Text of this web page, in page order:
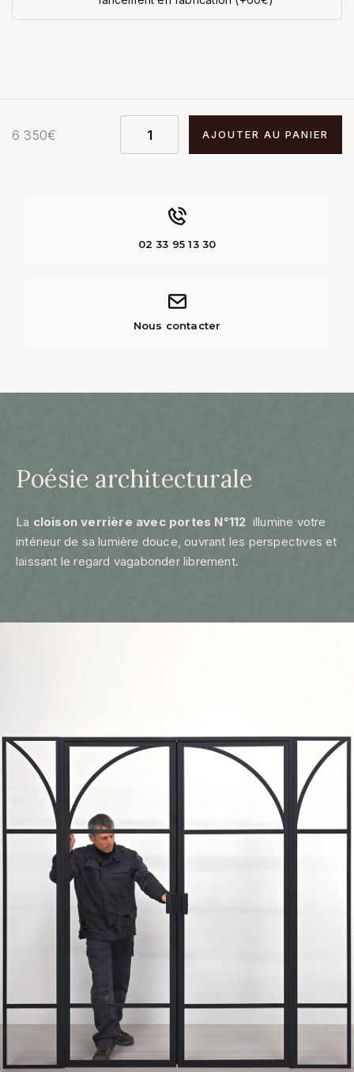
6 350€ AJOUTER AU PANIER
02 33 95 13 30
Nous contacter
Poésie architecturale
La cloison verrière avec portes N°112 illumine votre
intérieur de sa lumière douce, ouvrant les perspectives et
laissant le regard vagabonder librement.